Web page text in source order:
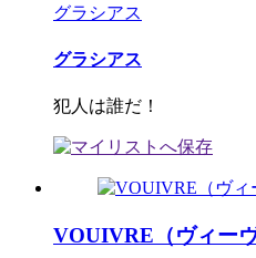
グラシアス
グラシアス
犯人は誰だ！
VOUIVRE（ヴィーヴ